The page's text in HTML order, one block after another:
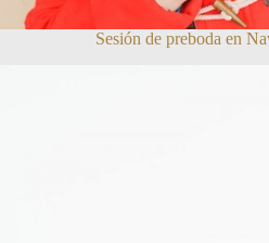
Sesión de preboda en